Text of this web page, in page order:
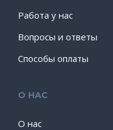
Работа у нас
Вопросы и ответы
Способы оплаты
О НАС
О нас